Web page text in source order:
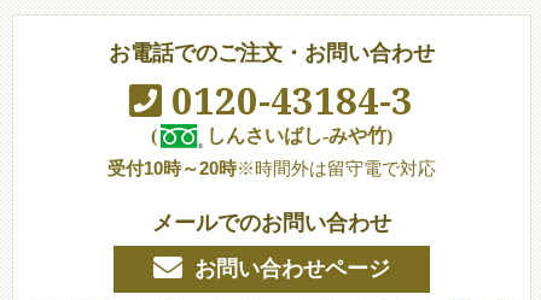
お電話でのご注文・お問い合わせ
0120-43184-3
(
しんさいばし-みや竹)
受付10時～20時※時間外は留守電で対応
メールでのお問い合わせ
お問い合わせページ